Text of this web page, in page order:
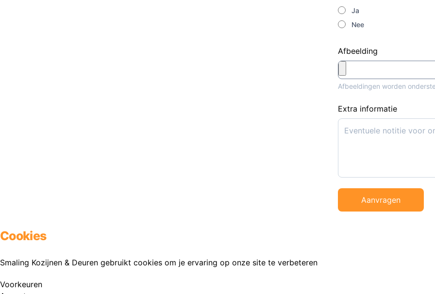
Ja
Nee
Afbeelding
Afbeeldingen worden
Extra informatie
Aanvragen
Cookies
Smaling Kozijnen & Deuren gebruikt cookies om je ervaring op onze site te verbeteren
Voorkeuren